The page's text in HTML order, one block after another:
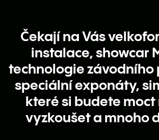
Čekají na Vás
instalace, showcar
technologie závodního
speciální exponáty,
které si budete moct
vyzkoušet a mnoho